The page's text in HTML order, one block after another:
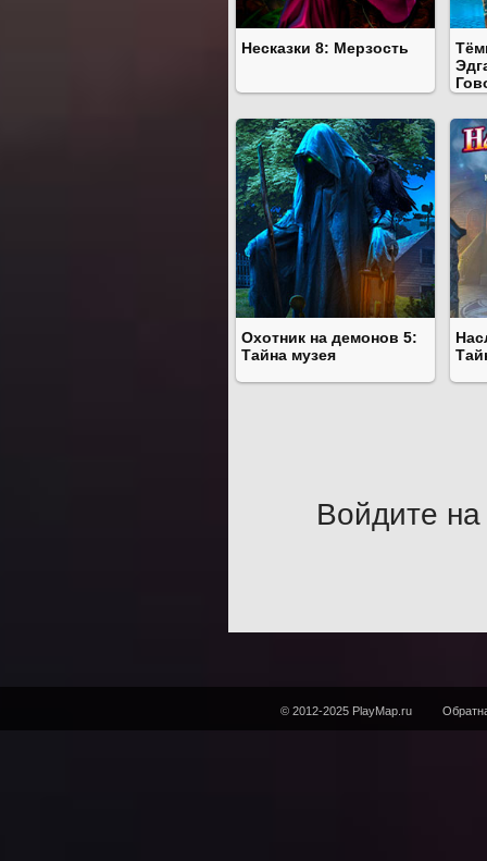
Несказки 8: Мерзость
Охотник на демонов 5:
Тайна музея
Войдите на
© 2012-2025 PlayMap.ru